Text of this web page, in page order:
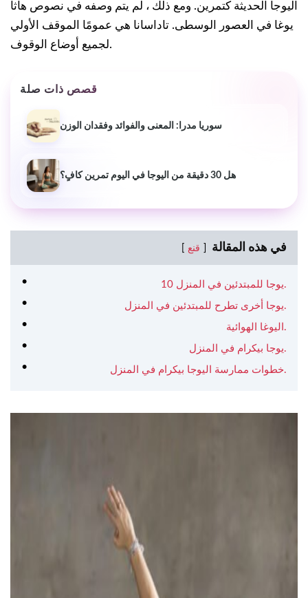
اليوجا الحديثة كتمرين. ومع ذلك ، لم يتم وصفه في نصوص هاثا
يوغا في العصور الوسطى. تاداسانا هي عمومًا الموقف الأولي
لجميع أوضاع الوقوف.
قصص ذات صلة
سوريا مدرا: المعنى والفوائد وفقدان الوزن
هل 30 دقيقة من اليوجا في اليوم تمرين كافٍ؟
في هذه المقالة قنع
10 يوجا للمبتدئين في المنزل.
يوجا أخرى تطرح للمبتدئين في المنزل.
اليوغا الهوائية.
يوجا بيكرام في المنزل.
خطوات ممارسة اليوجا بيكرام في المنزل.